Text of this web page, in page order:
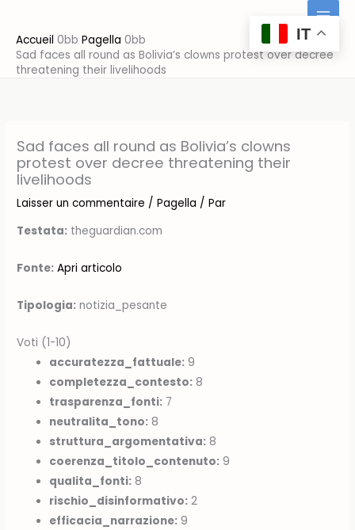
contenu
Accueil
Pagella
Sad faces all round as Bolivia’s clowns protest over decree
threatening their livelihoods
Sad faces all round as Bolivia’s clowns
protest over decree threatening their
livelihoods
Laisser un commentaire /Pagella / Par
Testata: theguardian.com
Fonte: Apri articolo
Tipologia: notizia_pesante
Voti (1-10)
accuratezza_fattuale: 9
completezza_contesto: 8
trasparenza_fonti: 7
neutralita_tono: 8
struttura_argomentativa: 8
coerenza_titolo_contenuto: 9
qualita_fonti: 8
rischio_disinformativo: 2
efficacia_narrazione: 9
IT